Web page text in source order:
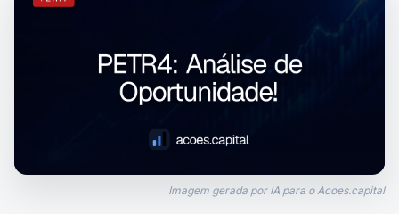
Imagem gerada por IA para o Acoes.capital